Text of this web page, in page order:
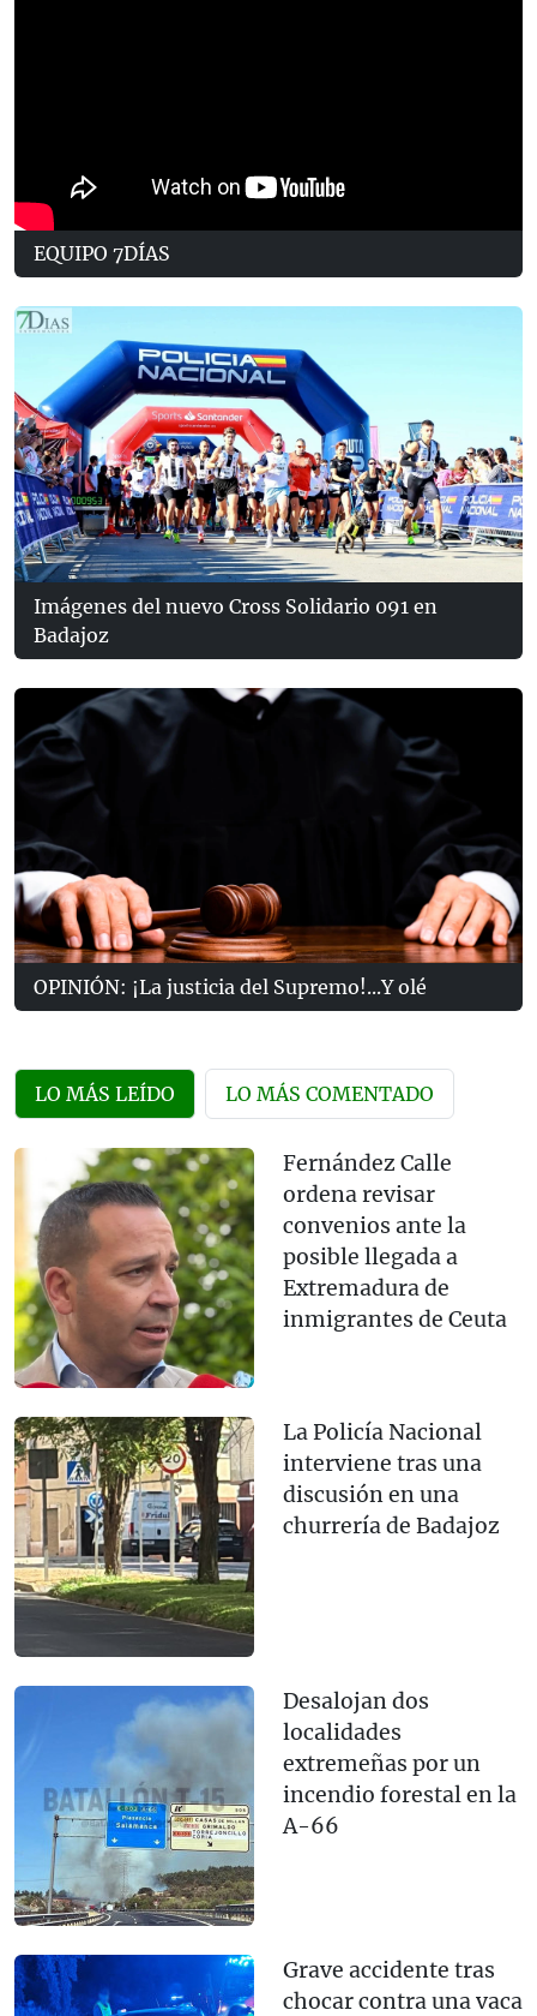
EQUIPO 7DÍAS
Imágenes del nuevo Cross Solidario 091 en
Badajoz
OPINIÓN: ¡La justicia del Supremo!...Y olé
LO MÁS LEÍDO LO MÁS COMENTADO
Fernández Calle
ordena revisar
convenios ante la
posible llegada a
Extremadura de
inmigrantes de Ceuta
La Policía Nacional
interviene tras una
discusión en una
churrería de Badajoz
Desalojan dos
localidades
extremeñas por un
incendio forestal en la
A-66
Grave accidente tras
chocar contra una vaca